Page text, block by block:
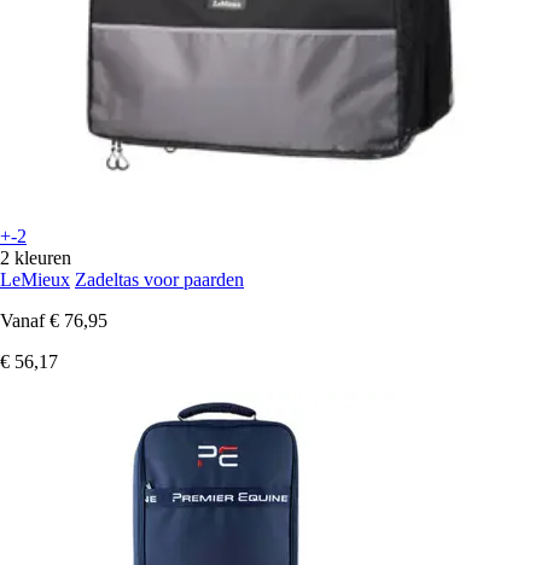
+-2
2 kleuren
LeMieux Zadeltas voor paarden
Vanaf € 76,95
€ 56,17